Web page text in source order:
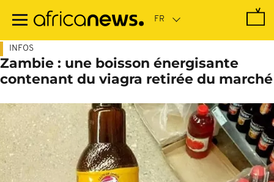
contenu
INFOS
Zambie : une boisson énergisante
contenant du viagra retirée du marché